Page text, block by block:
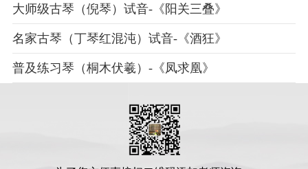
大师级古琴（倪琴）试音-《阳关三叠》
名家古琴（丁琴红混沌）试音-《酒狂》
普及练习琴（桐木伏羲）-《凤求凰》